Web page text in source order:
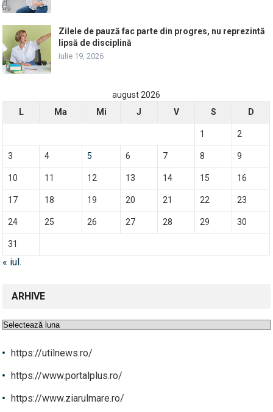
Zilele de pauză fac parte din progres, nu reprezintă
lipsă de disciplină
iulie 19, 2026
august 2026
L
Ma Mi J V S D
1 2
3 4 5 6 7 8 9
10 11 12 13 14 15 16
17 18 19 20 21 22 23
24 25 26 27 28 29 30
31
« iul.
ARHIVE
Arhive
https://utilnews.ro/
https://www.portalplus.ro/
https://www.ziarulmare.ro/